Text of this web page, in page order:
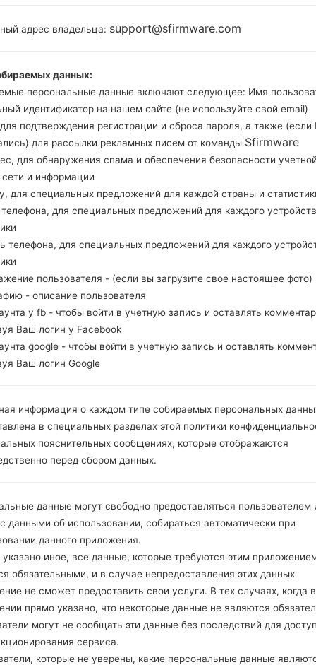
Cortex -A53
Buy accessories on
Главная →Серия SamsungSM-J727VPP
SM-
Сравнить
адрес владельца: support@sfirmware.com
данных:
персональные данные включают следующее: Имя
идентификатор на нашем сайте (не используйте свой email)
подтверждения регистрации и сброса пароля, а также (если
для рассылки рекламных писем от команды Sfirmware
для обнаружения спама и обеспечения безопасности учетной
сети и информации
для специальных предложений для каждой страны и
для специальных предложений для каждого
телефона, для специальных предложений для каждого
пользователя - (если вы загрузите свое настоящее фото)
- описание пользователя
у fb - чтобы войти в учетную запись и оставлять
Ваш логин у Facebook
google - чтобы войти в учетную запись и оставлять
Ваш логин Google
информация о каждом типе собираемых персональных
в специальных разделах этой политики
пояснительных сообщениях, которые отображаются
перед сбором данных.
данные могут свободно предоставляться пользователем
данными об использовании, собираться автоматически при
данного приложения.
указано иное, все данные, которые требуются этим
обязательными, и в случае непредоставления этих данных
не сможет предоставить свои услуги. В тех случаях, когда
прямо указано, что некоторые данные не являются
могут не сообщать эти данные без последствий для
сервиса.
которые не уверены, какие персональные данные